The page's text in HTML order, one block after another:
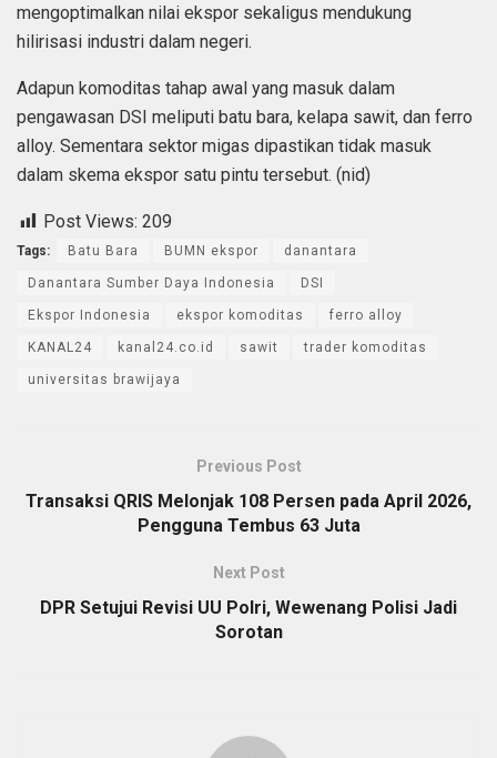
mengoptimalkan nilai ekspor sekaligus mendukung
hilirisasi industri dalam negeri.
Adapun komoditas tahap awal yang masuk dalam
pengawasan DSI meliputi batu bara, kelapa sawit, dan ferro
alloy. Sementara sektor migas dipastikan tidak masuk
dalam skema ekspor satu pintu tersebut. (nid)
Post Views: 209
Tags: Batu Bara BUMN ekspor danantara
Danantara Sumber Daya Indonesia DSI
Ekspor Indonesia ekspor komoditas ferro alloy
KANAL24 kanal24.co.id sawit trader komoditas
universitas brawijaya
Previous Post
Transaksi QRIS Melonjak 108 Persen pada April 2026,
Pengguna Tembus 63 Juta
Next Post
DPR Setujui Revisi UU Polri, Wewenang Polisi Jadi
Sorotan